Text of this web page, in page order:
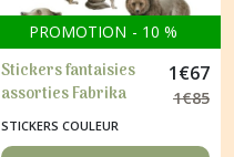
PROMOTION - 10 %
Stickers fantaisies
assorties Fabrika
Décoru FOREST LIFE
251
1€67
1€85
STICKERS COULEUR